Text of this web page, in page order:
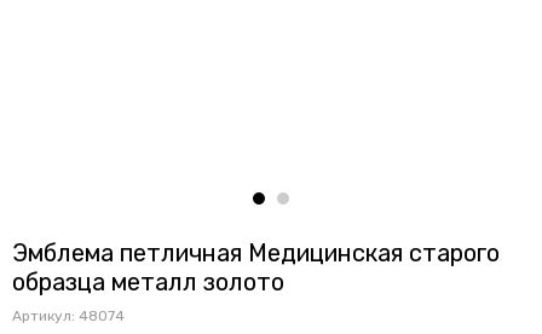
Эмблема петличная Медицинская старого
образца металл золото
Артикул: 48074